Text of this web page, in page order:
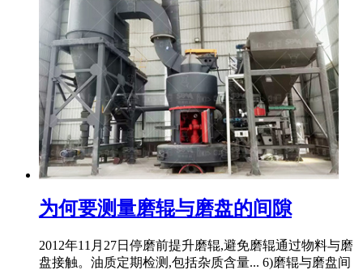
为何要测量磨辊与磨盘的间隙
2012年11月27日停磨前提升磨辊,避免磨辊通过物料与磨
盘接触。油质定期检测,包括杂质含量... 6)磨辊与磨盘间